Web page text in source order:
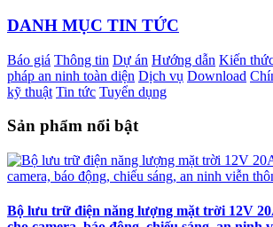
DANH MỤC TIN TỨC
Báo giá Thông tin Dự án Hướng dẫn Kiến
pháp an ninh toàn diện Dịch vụ Download
kỹ thuật Tin tức Tuyển dụng
Sản phẩm nổi bật
Bộ lưu trữ điện năng lượng mặt trời 12V